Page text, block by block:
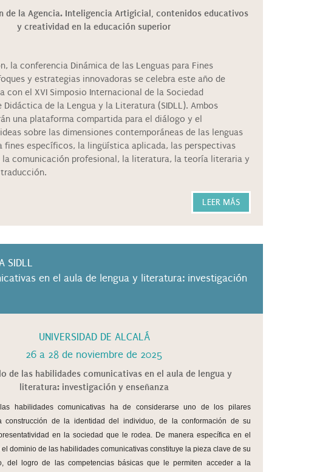
de la Agencia. Inteligencia Artigicial, contenidos educativos
y creatividad en la educación superior
la conferencia Dinámica de las Lenguas para Fines
y estrategias innovadoras se celebra este año de
con el XVI Simposio Internacional de la Sociedad
Didáctica de la Lengua y la Literatura (SIDLL). Ambos
una plataforma compartida para el diálogo y el
sobre las dimensiones contemporáneas de las lenguas
fines específicos, la lingüística aplicada, las perspectivas
comunicación profesional, la literatura, la teoría literaria y
LEER MÁS
SIDLL
en el aula de lengua y literatura: investigación
UNIVERSIDAD DE ALCALÁ
26 a 28 de noviembre de 2025
de las habilidades comunicativas en el aula de lengua y
literatura: investigación y enseñanza
habilidades comunicativas ha de considerarse uno de los pilares
construcción de la identidad del individuo, de la conformación de su
en la sociedad que le rodea. De manera específica en el
dominio de las habilidades comunicativas constituye la pieza clave de su
del logro de las competencias básicas que le permiten acceder a la